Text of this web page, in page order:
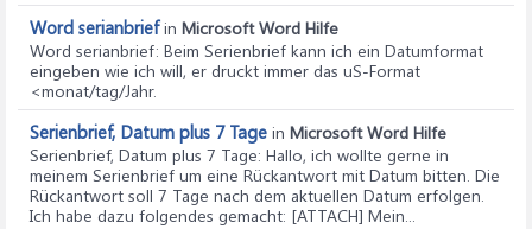
Word serianbriefin Microsoft Word Hilfe
Word serianbrief: Beim Serienbrief kann ich ein Datumformat
eingeben wie ich will, er druckt immer das uS-Format
<monat/tag/Jahr.
Serienbrief, Datum plus 7 Tage in Microsoft Word Hilfe
Serienbrief, Datum plus 7 Tage: Hallo, ich wollte gerne in
meinem Serienbrief um eine Rückantwort mit Datum bitten. Die
Rückantwort soll 7 Tage nach dem aktuellen Datum erfolgen.
Ich habe dazu folgendes gemacht: [ATTACH] Mein...